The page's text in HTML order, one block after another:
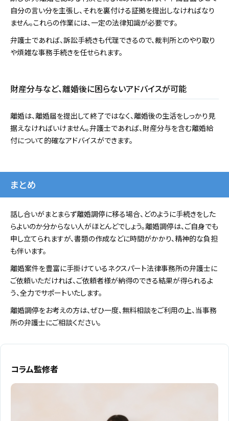
自分の言い分を主張し、それを裏付ける証拠を提出しなければなり
ません。これらの作業には、一定の法律知識が必要です。
弁護士であれば、訴訟手続きも代理できるので、裁判所とのやり取り
や煩雑な事務手続きを任せられます。
財産分与など、離婚後に困らないアドバイスが可能
離婚は、離婚届を提出して終了ではなく、離婚後の生活をしっかり見
据えなければいけません。弁護士であれば、財産分与を含む離婚給
付について的確なアドバイスができます。
まとめ
話し合いがまとまらず離婚調停に移る場合、どのように手続きをした
らよいのか分からない人がほとんどでしょう。離婚調停は、ご自身でも
申し立てられますが、書類の作成などに時間がかかり、精神的な負担
も伴います。
離婚案件を豊富に手掛けているネクスパート法律事務所の弁護士に
ご依頼いただければ、ご依頼者様が納得のできる結果が得られるよ
う、全力でサポートいたします。
離婚調停をお考えの方は、ぜひ一度、無料相談をご利用の上、当事務
所の弁護士にご相談ください。
コラム監修者